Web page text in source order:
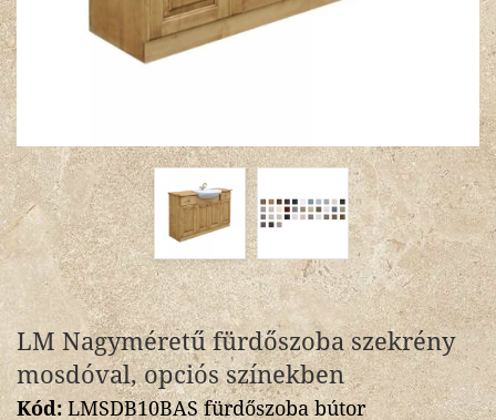
LM Nagyméretű fürdőszoba szekrény
mosdóval, opciós színekben
Kód:LMSDB10BAS fürdőszoba bútor